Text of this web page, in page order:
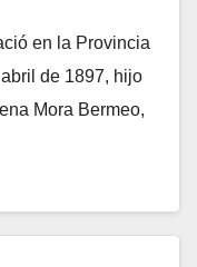
en la Provincia
de 1897, hijo
Mora Bermeo,